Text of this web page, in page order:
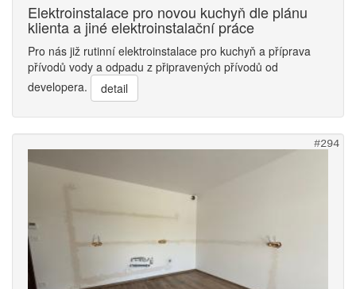
Elektroinstalace pro novou kuchyň dle plánu
klienta a jiné elektroinstalační práce
Pro nás již rutinní elektroinstalace pro kuchyň a příprava
přívodů vody a odpadu z připravených přívodů od
developera.
detail
#294